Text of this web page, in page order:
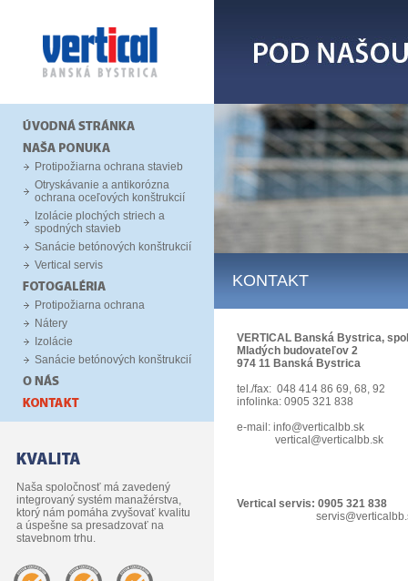
Protipožiarna ochrana stavieb
Otryskávanie a antikorózna
ochrana oceľových konštrukcií
Izolácie plochých striech a
spodných stavieb
Sanácie betónových konštrukcií
Vertical servis
Protipožiarna ochrana
Nátery
Izolácie
Sanácie betónových konštrukcií
Naša spoločnosť má zavedený
integrovaný systém manažérstva,
ktorý nám pomáha zvyšovať kvalitu
a úspešne sa presadzovať na
stavebnom trhu.
KONTAKT
VERTICAL Banská Bystrica,
Mladých budovateľov 2
974 11 Banská Bystrica
tel./fax: 048 414 86 69, 68, 92
infolinka: 0905 321 838
e-mail: info@verticalbb.sk
vertical@verticalbb.sk
Vertical servis: 0905 321 838